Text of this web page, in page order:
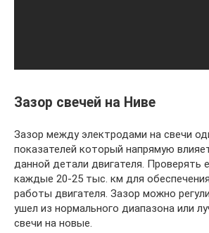
Зазор свечей на Ниве
Зазор между электродами на свечи
показателей который напрямую
данной детали двигателя. Проверять
каждые 20-25 тыс. км для
работы двигателя. Зазор можно
ушел из нормального диапазона или
свечи на новые.